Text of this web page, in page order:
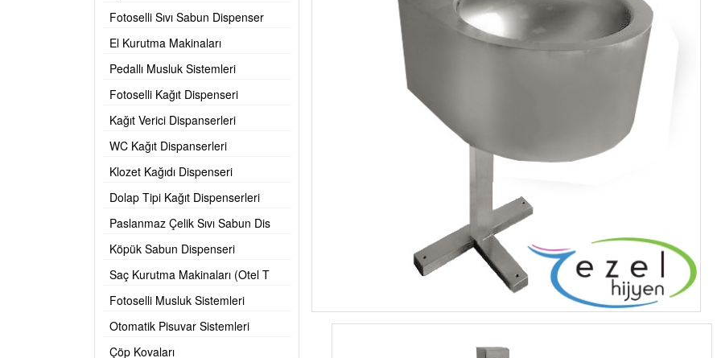
Fotoselli Sıvı Sabun Dispenser
El Kurutma Makinaları
Pedallı Musluk Sistemleri
Fotoselli Kağıt Dispenseri
Kağıt Verici Dispanserleri
WC Kağıt Dispanserleri
Klozet Kağıdı Dispenseri
Dolap Tipi Kağıt Dispenserleri
Paslanmaz Çelik Sıvı Sabun Dis
Köpük Sabun Dispenseri
Saç Kurutma Makinaları (Otel T
Fotoselli Musluk Sistemleri
Otomatik Pisuvar Sistemleri
Çöp Kovaları